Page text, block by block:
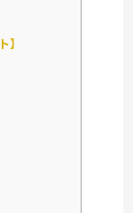
】